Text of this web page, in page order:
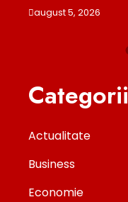
august 5, 2026
Categorii
Actualitate
Business
Economie